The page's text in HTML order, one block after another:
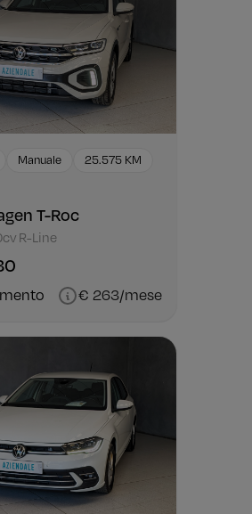
Manuale
25.575 KM
T-Roc
R-Line
€ 263/mese